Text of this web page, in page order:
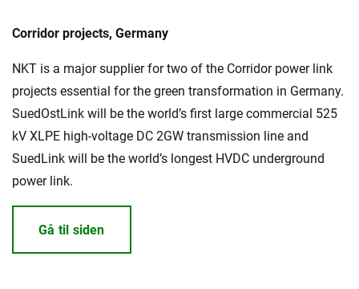
Corridor projects, Germany
NKT is a major supplier for two of the Corridor power link
projects essential for the green transformation in Germany.
SuedOstLink will be the world’s first large commercial 525
kV XLPE high-voltage DC 2GW transmission line and
SuedLink will be the world’s longest HVDC underground
power link.
Gå til siden